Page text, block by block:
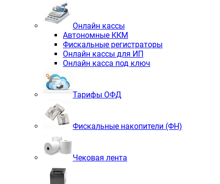
Онлайн кассы
Автономные ККМ
Фискальные регистраторы
Онлайн кассы для ИП
Онлайн касса под ключ
Тарифы ОФД
Фискальные накопители (ФН)
Чековая лента